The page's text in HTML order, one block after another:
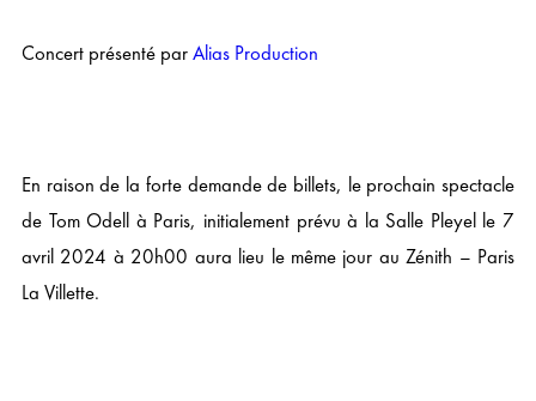
Concert présenté parAlias Production
En raison de la forte demande de billets, le prochain spectacle
de Tom Odell à Paris, initialement prévu à la Salle Pleyel le 7
avril 2024 à 20h00 aura lieu le même jour au Zénith – Paris
La Villette.